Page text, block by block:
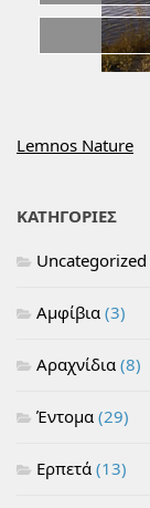
Lemnos Nature
ΚΑΤΗΓΟΡΙΕΣ
Uncategorized
Αμφίβια (3)
Αραχνίδια (8)
Έντομα (29)
Ερπετά (13)